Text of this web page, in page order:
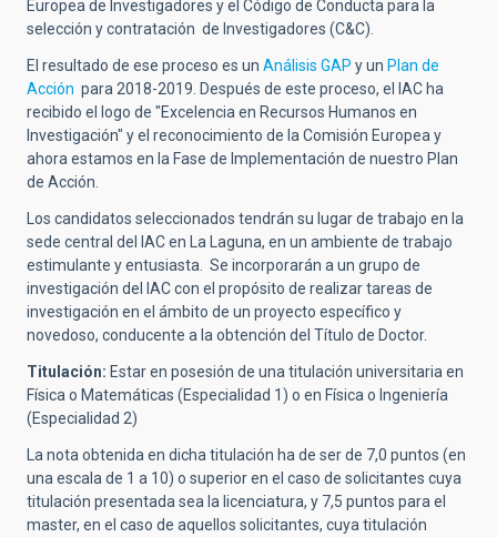
Europea de Investigadores y el Código de Conducta para la
selección y contratación de Investigadores (C&C).
El resultado de ese proceso es un Análisis GAP y un Plan de
Acción para 2018-2019. Después de este proceso, el IAC ha
recibido el logo de "Excelencia en Recursos Humanos en
Investigación" y el reconocimiento de la Comisión Europea y
ahora estamos en la Fase de Implementación de nuestro Plan
de Acción.
Los candidatos seleccionados tendrán su lugar de trabajo en la
sede central del IAC en La Laguna, en un ambiente de trabajo
estimulante y entusiasta. Se incorporarán a un grupo de
investigación del IAC con el propósito de realizar tareas de
investigación en el ámbito de un proyecto específico y
novedoso, conducente a la obtención del Título de Doctor.
Titulación: Estar en posesión de una titulación universitaria en
Física o Matemáticas (Especialidad 1) o en Física o Ingeniería
(Especialidad 2)
La nota obtenida en dicha titulación ha de ser de 7,0 puntos (en
una escala de 1 a 10) o superior en el caso de solicitantes cuya
titulación presentada sea la licenciatura, y 7,5 puntos para el
master, en el caso de aquellos solicitantes, cuya titulación